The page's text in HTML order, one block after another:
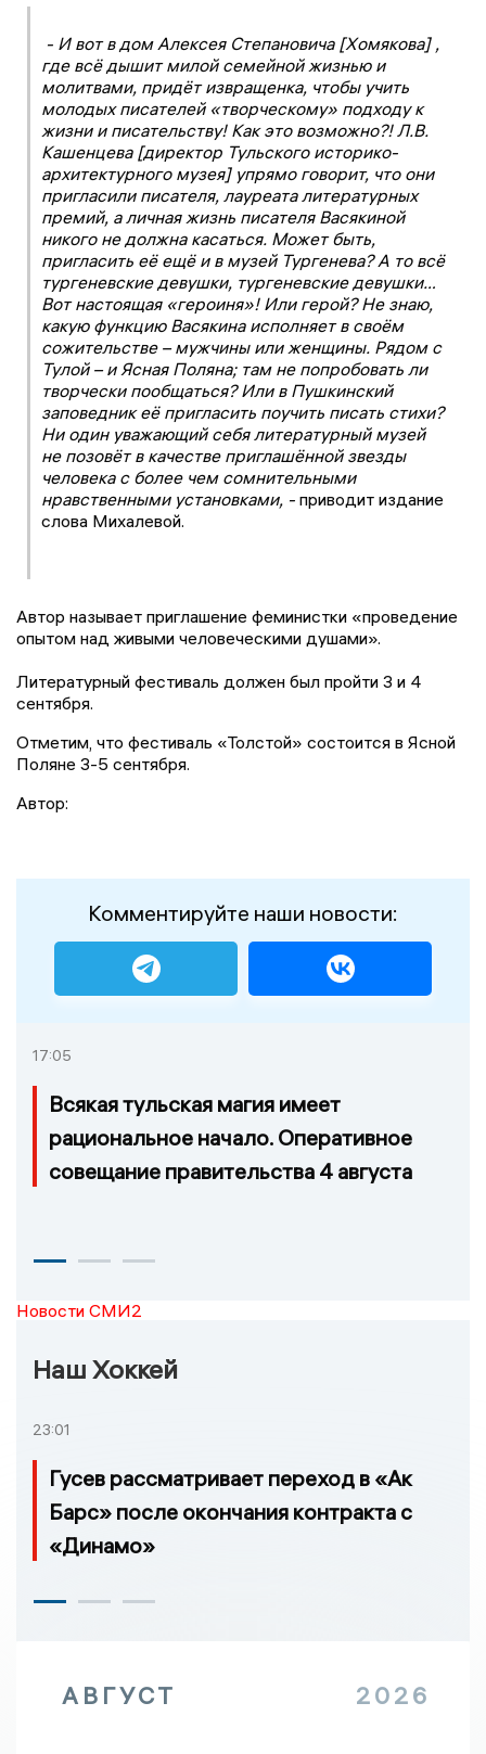
- И вот в дом Алексея Степановича [Хомякова] ,
где всё дышит милой семейной жизнью и
молитвами, придёт извращенка, чтобы учить
молодых писателей «творческому» подходу к
жизни и писательству! Как это возможно?! Л.В.
Кашенцева [директор Тульского историко-
архитектурного музея] упрямо говорит, что они
пригласили писателя, лауреата литературных
премий, а личная жизнь писателя Васякиной
никого не должна касаться. Может быть,
пригласить её ещё и в музей Тургенева? А то всё
тургеневские девушки, тургеневские девушки…
Вот настоящая «героиня»! Или герой? Не знаю,
какую функцию Васякина исполняет в своём
сожительстве – мужчины или женщины. Рядом с
Тулой – и Ясная Поляна; там не попробовать ли
творчески пообщаться? Или в Пушкинский
заповедник её пригласить поучить писать стихи?
Ни один уважающий себя литературный музей
не позовёт в качестве приглашённой звезды
человека с более чем сомнительными
нравственными установками, - приводит издание
слова Михалевой.
Автор называет приглашение феминистки «проведение
опытом над живыми человеческими душами».
Литературный фестиваль должен был пройти 3 и 4
сентября.
Отметим, что фестиваль «Толстой» состоится в Ясной
Поляне 3-5 сентября.
Автор:
Комментируйте наши новости:
17:05
Всякая тульская магия имеет
рациональное начало. Оперативное
совещание правительства 4 августа
Новости СМИ2
Наш Хоккей
23:01
Гусев рассматривает переход в «Ак
Барс» после окончания контракта с
«Динамо»
АВГУСТ 2026